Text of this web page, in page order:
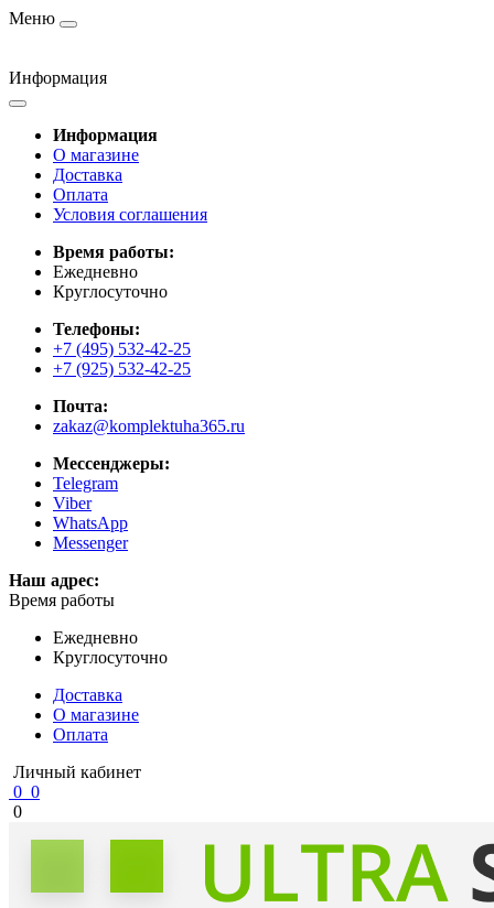
Меню
Информация
Информация
О магазине
Доставка
Оплата
Условия соглашения
Время работы:
Ежедневно
Круглосуточно
Телефоны:
+7 (495) 532-42-25
+7 (925) 532-42-25
Почта:
zakaz@komplektuha365.ru
Мессенджеры:
Telegram
Viber
WhatsApp
Messenger
Наш адрес:
Время работы
Ежедневно
Круглосуточно
Доставка
О магазине
Оплата
Личный кабинет
0 0
0